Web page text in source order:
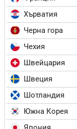
Хърватия
Черна гора
Чехия
Швейцария
Швеция
Шотландия
Южна Корея